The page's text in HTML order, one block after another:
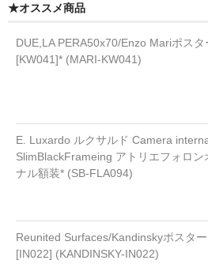
★オススメ商品
DUE,LA PERA50x70/Enzo Mariポスタ
[KW041]* (MARI-KW041)
E. Luxardo ルクサルド Camera
SlimBlackFrameing アトリエフォロン
ナル額装* (SB-FLA094)
Reunited Surfaces/Kandinskyポスター
[IN022] (KANDINSKY-IN022)